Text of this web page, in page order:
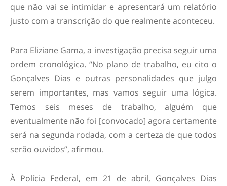
que não vai se intimidar e apresentará um relatório
justo com a transcrição do que realmente aconteceu.
Para Eliziane Gama, a investigação precisa seguir uma
ordem cronológica. “No plano de trabalho, eu cito o
Gonçalves Dias e outras personalidades que julgo
serem importantes, mas vamos seguir uma lógica.
Temos seis meses de trabalho, alguém que
eventualmente não foi [convocado] agora certamente
será na segunda rodada, com a certeza de que todos
serão ouvidos”, afirmou.
À Polícia Federal, em 21 de abril, Gonçalves Dias